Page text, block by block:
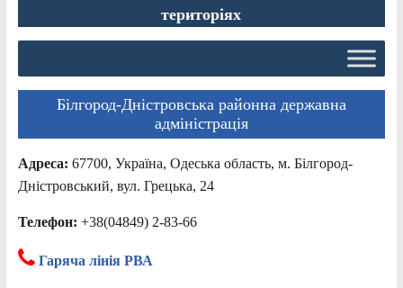
територіях
Білгород-Дністровська районна державна
адміністрація
Адреса: 67700, Україна, Одеська область, м. Білгород-
Дністровський, вул. Грецька, 24
Телефон: +38(04849) 2-83-66
Гаряча лінія РВА